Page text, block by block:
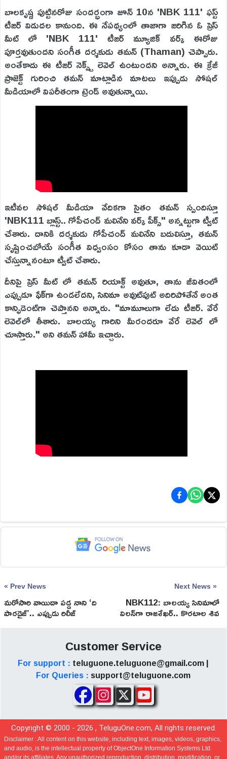
బాలకృష్ణ పుట్టినరోజు సందర్భంగా జూన్ 10న 'NBK 111' ఫస్ట్
టీజర్ విడుదల కానుంది. ఈ నేపథ్యంలో తాజాగా జరిగిన ఓ ప్రెస్
మీట్ లో 'NBK 111' టీజర్ మ్యూజిక్ వర్క్ ఈరోజు
పూర్తవుతుందని సంగీత దర్శకుడు తమన్ (Thaman) చెప్పారు.
అంతేకాదు ఈ టీజర్ నెక్స్ట్ లెవెల్ ఉంటుందని అన్నారు. ఈ క్రేజీ
ప్రాజెక్ట్ గురించి తమన్ మాట్లాడిన మాటలు ఇప్పుడు సోషల్
మీడియాలో విపరీతంగా ట్రెండ్ అవుతున్నాయి.
ఇటీవల సోషల్ మీడియా వేదికగా సైతం తమన్ స్పందిస్తూ
'NBK111 బ్లాస్ట్.. గోపీచంద్ మలినేని వర్క్ పీక్స్" అన్నట్టుగా ట్వీట్
చేశారు. దానికి దర్శకుడు గోపీచంద్ మలినేని బదులిస్తూ, తమన్
సృష్టించబోయే సంగీత విధ్వంసం కోసం తాను కూడా వెయిట్
చేస్తున్నానంటూ ట్వీట్ చేశారు.
దీనిపై ప్రెస్ మీట్ లో తమన్ రియాక్ట్ అవుతూ, తాను జీవితంలో
ఎప్పుడూ ఫేక్‌గా ఉండలేదని, సినిమా అవుట్‌పుట్ అదిరిపోతేనే అంత
కాన్ఫిడెంట్‌గా చెప్తానని అన్నారు. "మామూలుగా లేదు టీజర్. వేరే
లెవెల్‌లో తీశారు. బాలయ్య గారిని మీరందరూ వేరే లెవెల్ లో
చూస్తారు." అని తమన్ హామీ ఇచ్చారు.
« Prev News
మరోసారి వాయిదా పడ్డ నాని ‘ది
పారడైజ్’.. ఎప్పుడు రిలీజ్
అవుతుందంటే?
Next News »
NBK112: బాలయ్య సినిమాలో
విలన్‌గా రాజశేఖర్.. కొరటాల శివ
Customer Service
For support : teluguone.teluguone@gmail.com |
For Queries : support@teluguone.com
Copyright © 2000 - 2026 , TeluguOne.com, All rights reserved.
Disclaimer :All content on this website, including text, images, videos, graphics,
and audio, is the intellectual property of ObjectOne Information Systems Ltd.
and/or its affiliates. Any unauthorized reproduction, distribution, modification, or